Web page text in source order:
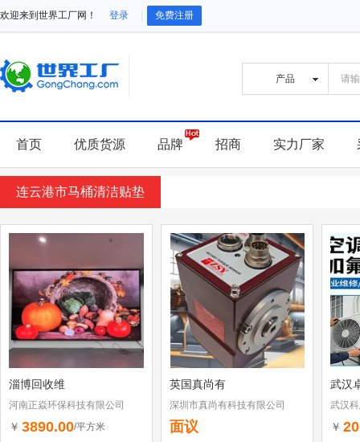
欢迎来到世界工厂网！ 登录 免费注册
首页 优质货源 品牌 招商 实力厂家
连云港市马桶清洁贴垫
淄博回收维
河南正焱环保科技有限公司
￥ 3890.00/平方米
英国真尚有
深圳市真尚有科技有限公司
面议
武汉
武汉
￥